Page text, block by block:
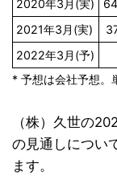
2020年3月(実)
2021年3月(実)
2022年3月(予)
* 予想は会社予想。
（株）久世の
の見通しについ
ます。